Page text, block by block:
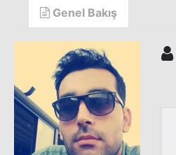
Genel Bakış